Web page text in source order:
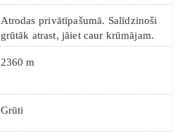
Atrodas privātīpašumā. Salīdzinoši
grūtāk atrast, jāiet caur krūmājam.
2360 m
Grūti